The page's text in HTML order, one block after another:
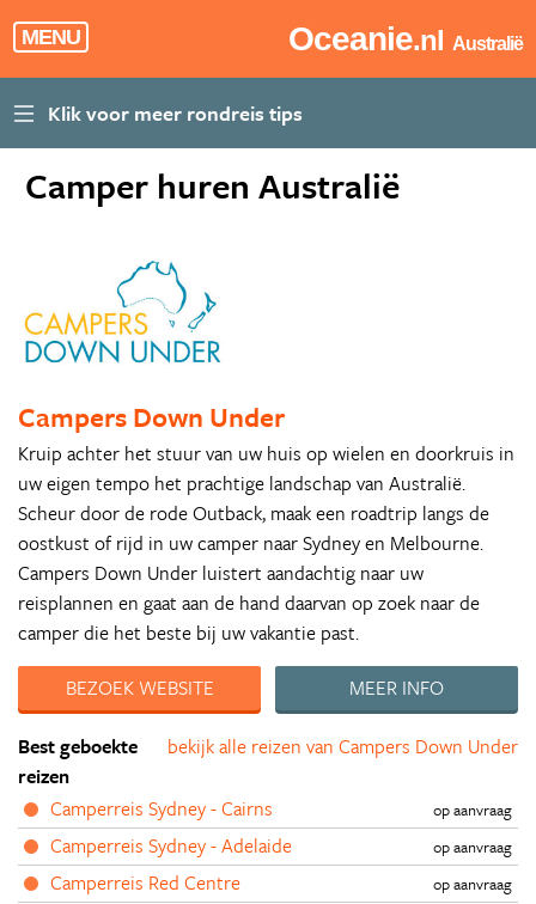
MENU Oceanie.nl Australië
Camper huren Australië
Campers Down Under
Kruip achter het stuur van uw huis op wielen en doorkruis in
uw eigen tempo het prachtige landschap van Australië.
Scheur door de rode Outback, maak een roadtrip langs de
oostkust of rijd in uw camper naar Sydney en Melbourne.
Campers Down Under luistert aandachtig naar uw
reisplannen en gaat aan de hand daarvan op zoek naar de
camper die het beste bij uw vakantie past.
BEZOEK WEBSITE
MEER INFO
bekijk alle reizen van Campers Down Under
Best geboekte
reizen
Camperreis Sydney - Cairns
op aanvraag
Camperreis Sydney - Adelaide op aanvraag
Camperreis Red Centre op aanvraag